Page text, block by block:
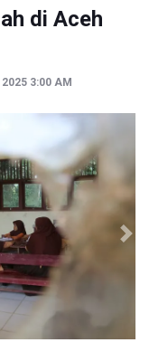
di Aceh
2025 3:00 AM
Next